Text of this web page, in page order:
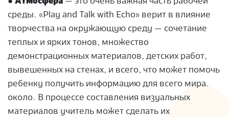
среды. «Play and Talk with Echo» верит в влияние
творчества на окружающую среду — сочетание
теплых и ярких тонов, множество
демонстрационных материалов, детских работ,
вывешенных на стенах, и всего, что может помочь
ребенку получить информацию для всего мира.
около. В процессе составления визуальных
материалов учитель может сделать их